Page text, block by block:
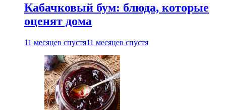
Кабачковый бум: блюда, которые
оценят дома
11 месяцев спустя11 месяцев спустя